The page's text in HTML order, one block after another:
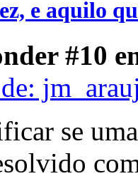
e aquilo
#10
se